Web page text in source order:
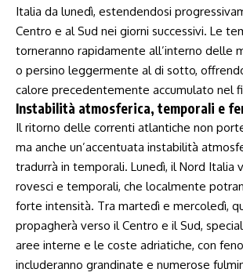
Italia da lunedì, estendendosi
Centro e al Sud nei giorni successivi.⁣ Le
torneranno rapidamente all’interno ⁢delle
o persino leggermente al di sotto,
calore precedentemente accumulato ‍nel
Instabilità atmosferica, ​temporali e
Il ritorno delle correnti atlantiche non
ma anche un’accentuata instabilità
tradurrà ‌in temporali.⁤ Lunedì, il Nord Italia
rovesci e ‍temporali, che⁢ localmente
forte intensità. Tra martedì ‌e mercoledì,
propagherà verso il Centro e⁢ il ‍Sud,
aree interne e le coste adriatiche,‍ con
includeranno grandinate e ‌numerose